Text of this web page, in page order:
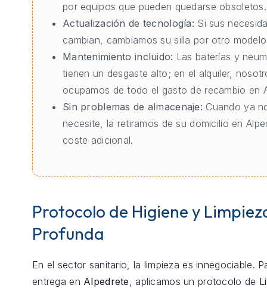
por equipos que pueden quedarse obsoletos.
Actualización de tecnología: Si sus
cambian, cambiamos su silla por otro
Mantenimiento incluido: Las baterías y
tienen un desgaste alto; en el alquiler,
ocupamos de todo el gasto de recambio en
Sin problemas de almacenaje: Cuando ya
necesite, la retiramos de su domicilio en
coste adicional.
Protocolo de Higiene y
Profunda
En el sector sanitario, la limpieza es innegociable.
entrega en Alpedrete , aplicamos un protocolo de